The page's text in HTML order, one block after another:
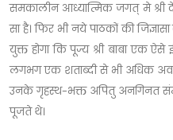
समकालीन आध्यात्मिक जगत् मे श्री
सा है। फिर भी नये पाठकों की
युक्त होगा कि पूज्य श्री बाबा एक ऐसे
लगभग एक शताब्दी से भी अधिक
उनके गृहस्थ-भक्त अपितु अनगिनत
पूजते थे।